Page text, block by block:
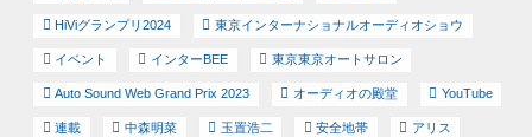
HiViグランプリ2024 東京インターナショナルオーディオショウ
イベント インターBEE 東京東京オートサロン
Auto Sound Web Grand Prix 2023 オーディオの殿堂 YouTube
連載 中森明菜 玉置浩二 安全地帯 アリス